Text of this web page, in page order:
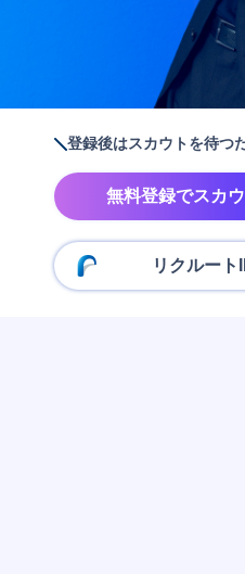
登録後はスカウトを待つ
無料登録でスカ
リクルー